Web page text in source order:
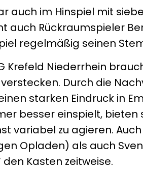
auch im Hinspiel mit
auch Rückraumspieler
regelmäßig seinen
Krefeld Niederrhein
Durch die
starken Eindruck in
besser einspielt,
variabel zu agieren.
Opladen) als auch
Kasten zeitweise.